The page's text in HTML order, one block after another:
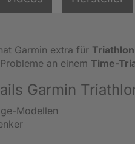
Garmin extra für
an einem Time-
Garmin
Modellen